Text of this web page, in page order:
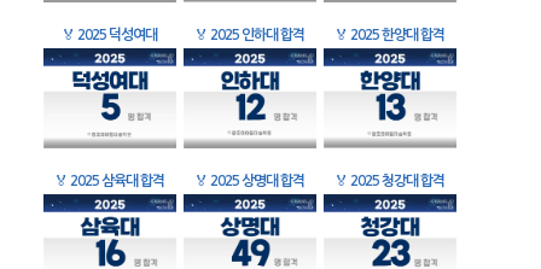
🏅 2025 덕성여대 🏅 2025 인하대 합격 🏅 2025 한양대 합격
🏅 2025 삼육대 합격 🏅 2025 상명대 합격 🏅 2025 청강대 합격